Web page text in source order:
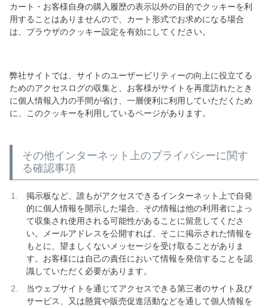
カート・お客様自身の購入履歴の表示以外の目的でクッキーを利
用することはありませんので、カート形式でお求めになる場合
は、ブラウザのクッキー設定を有効にしてください。
弊社サイトでは、サイトのユーザービリティーの向上に役立てる
ためのアクセスログの収集と、お客様がサイトを再度訪れたとき
に個人情報入力の手間が省け、一層便利に利用していただくため
に、このクッキーを利用しているページがあります。
その他インターネット上のプライバシーに関す
る確認事項
掲示板など、誰もがアクセスできるインターネット上で自発
的に個人情報を開示した場合、その情報は他の利用者によっ
て収集され使用される可能性があることに留意してくださ
い。メールアドレスを公開すれば、そこに掲示された情報を
もとに、望ましくないメッセージを受け取ることがありま
す。お客様には自己の責任において情報を発信することを認
識していただく必要があります。
当ウェブサイトを通じてアクセスできる第三者のサイト及び
サービス、又は懸賞や販売促進活動などを通して個人情報を